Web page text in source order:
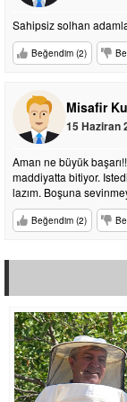
Sahipsiz solhan
Beğendim (2)
Misafir
15 Haziran
Aman ne büyük
maddiyatta bitiyor.
lazım. Boşuna
Beğendim (2)